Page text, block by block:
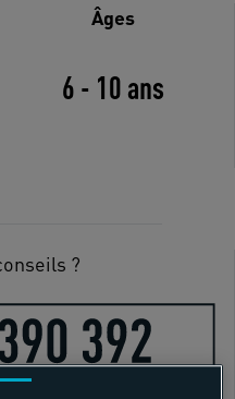
Âges
6 - 10 ans
?